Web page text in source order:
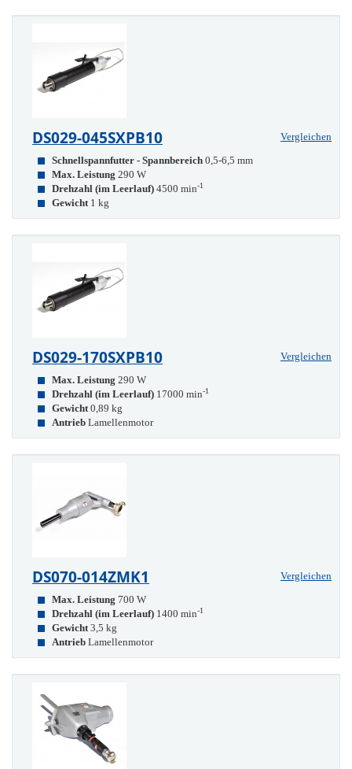
DS029-045SXPB10
Vergleichen
Schnellspannfutter - Spannbereich 0,5-6,5 mm
Max. Leistung 290 W
Drehzahl (im Leerlauf) 4500 min-1
Gewicht 1 kg
DS029-170SXPB10
Vergleichen
Max. Leistung 290 W
Drehzahl (im Leerlauf) 17000 min-1
Gewicht 0,89 kg
Antrieb Lamellenmotor
DS070-014ZMK1
Vergleichen
Max. Leistung 700 W
Drehzahl (im Leerlauf) 1400 min-1
Gewicht 3,5 kg
Antrieb Lamellenmotor